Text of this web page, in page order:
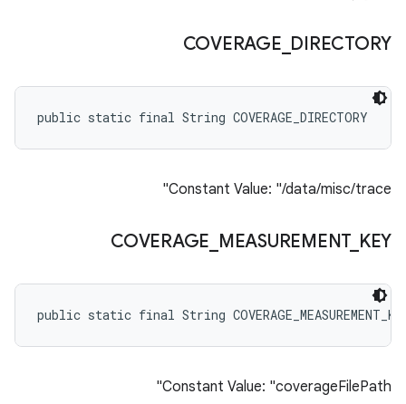
COVERAGE DIRECTORY
public static final String COVERAGE_DIRECTORY
Constant Value: "/data/misc/trace"
COVERAGE MEASUREMENT_ KEY
public static final String
Constant Value: "coverageFilePath"